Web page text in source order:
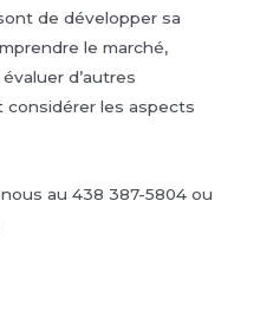
de développer sa
le marché,
d’autres
les aspects
au 438 387-5804 ou